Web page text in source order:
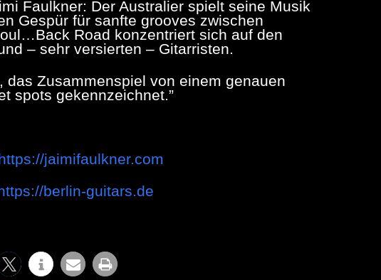
Faulkner: Der Australier spielt seine Musik
Gespür für sanfte grooves zwischen
Road konzentriert sich auf den
– sehr versierten – Gitarristen.
das Zusammenspiel von einem genauen
spots gekennzeichnet.”
jaimifaulkner.com
berlin-guitars.de